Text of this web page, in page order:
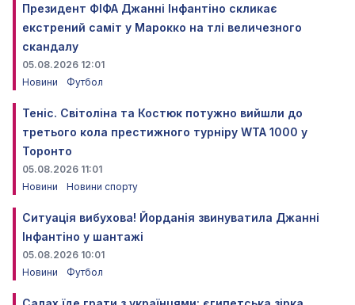
Президент ФІФА Джанні Інфантіно скликає
екстрений саміт у Марокко на тлі величезного
скандалу
05.08.2026 12:01
Новини
Футбол
Теніс. Світоліна та Костюк потужно вийшли до
третього кола престижного турніру WTA 1000 у
Торонто
05.08.2026 11:01
Новини
Новини спорту
Ситуація вибухова! Йорданія звинуватила Джанні
Інфантіно у шантажі
05.08.2026 10:01
Новини
Футбол